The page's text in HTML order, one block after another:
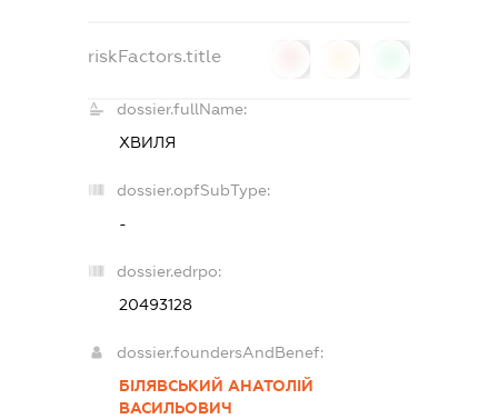
riskFactors.title
dossier.fullName:
ХВИЛЯ
dossier.opfSubType:
-
dossier.edrpo:
20493128
dossier.foundersAndBenef:
БІЛЯВСЬКИЙ АНАТОЛІЙ
ВАСИЛЬОВИЧ